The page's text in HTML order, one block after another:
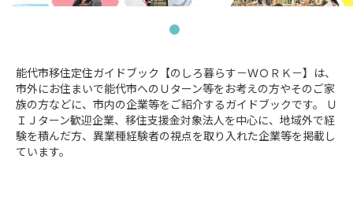
能代市移住定住ガイドブック【のしろ暮らす－ＷＯＲＫ－】は、
市外にお住まいで能代市へのＵターン等をお考えの方やそのご家
族の方などに、市内の企業等をご紹介するガイドブックです。 Ｕ
ＩＪターン歓迎企業、移住支援金対象法人を中心に、地域外で経
験を積んだ方、異業種経験者の視点を取り入れた企業等を掲載し
ています。